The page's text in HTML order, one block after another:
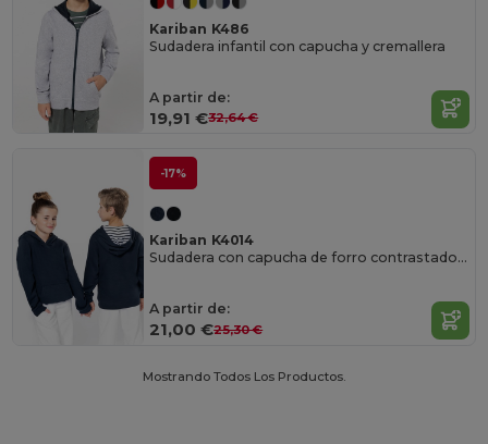
Kariban K486
Sudadera infantil con capucha y cremallera
A partir de:
19,91 €32,64 €
-17%
Kariban K4014
Sudadera con capucha de forro contrastado niños
A partir de:
21,00 €25,30 €
Mostrando Todos Los Productos.